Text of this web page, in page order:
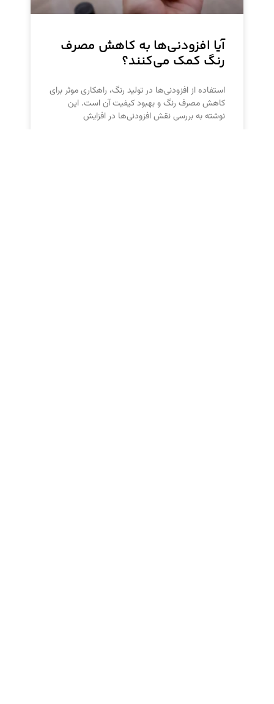
آیا افزودنی‌ها به کاهش مصرف
رنگ کمک می‌کنند؟
استفاده از افزودنی‌ها در تولید رنگ، راهکاری موثر برای
کاهش مصرف رنگ و بهبود کیفیت آن است. این
نوشته به بررسی نقش افزودنی‌ها در افزایش